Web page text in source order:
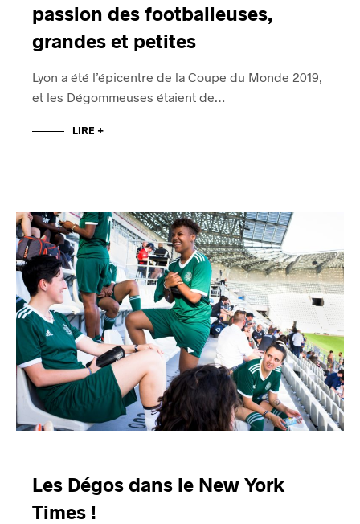
passion des footballeuses,
grandes et petites
Lyon a été l’épicentre de la Coupe du Monde 2019,
et les Dégommeuses étaient de…
LIRE +
Les Dégos dans le New York
Times !